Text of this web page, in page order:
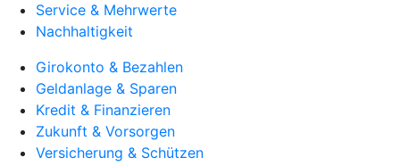
Service & Mehrwerte
Nachhaltigkeit
Girokonto & Bezahlen
Geldanlage & Sparen
Kredit & Finanzieren
Zukunft & Vorsorgen
Versicherung & Schützen